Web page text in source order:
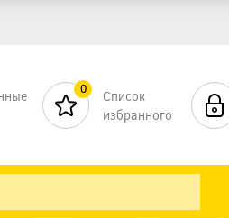
0
Список
избранного